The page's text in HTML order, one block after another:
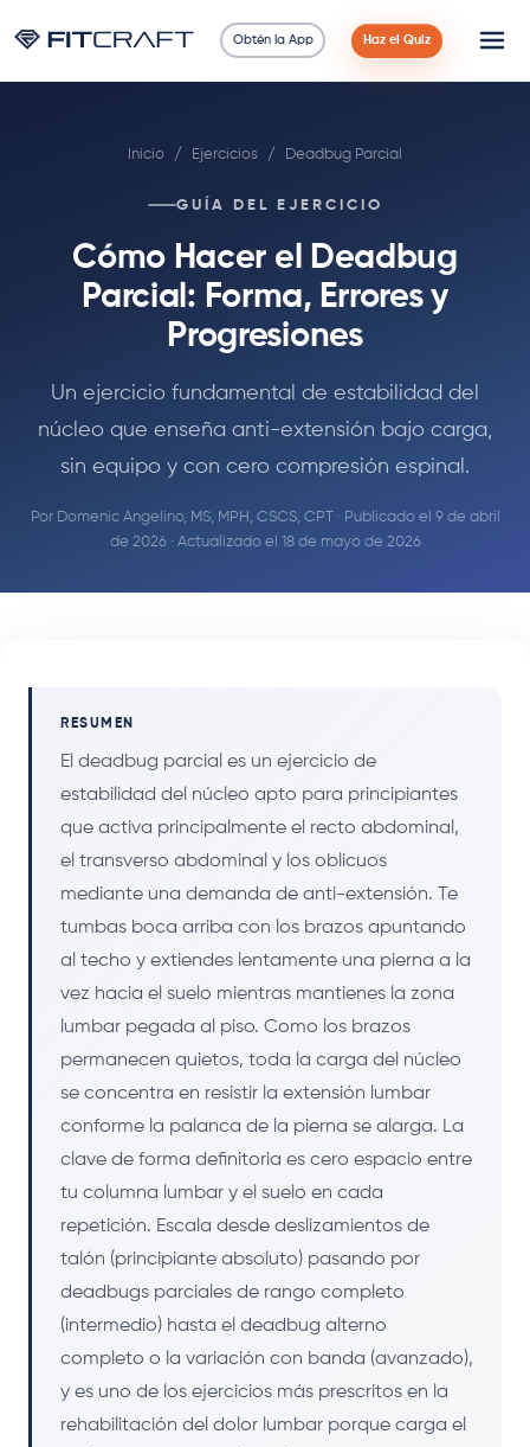
Obtén la App Haz el Quiz
90 Días
Calculadoras
Inicio / Ejercicios / Deadbug Parcial
GUÍA DEL EJERCICIO
Cómo Hacer el Deadbug
Parcial: Forma, Errores y
Progresiones
Un ejercicio fundamental de estabilidad del
núcleo que enseña anti-extensión bajo carga,
sin equipo y con cero compresión espinal.
Por Domenic Angelino, MS, MPH, CSCS, CPT· Publicado el 9 de abril
de 2026 · Actualizado el 18 de mayo de 2026
RESUMEN
El deadbug parcial es un ejercicio de
estabilidad del núcleo apto para principiantes
que activa principalmente el recto abdominal,
el transverso abdominal y los oblicuos
mediante una demanda de anti-extensión. Te
tumbas boca arriba con los brazos apuntando
al techo y extiendes lentamente una pierna a la
vez hacia el suelo mientras mantienes la zona
lumbar pegada al piso. Como los brazos
permanecen quietos, toda la carga del núcleo
se concentra en resistir la extensión lumbar
conforme la palanca de la pierna se alarga. La
clave de forma definitoria es cero espacio entre
tu columna lumbar y el suelo en cada
repetición. Escala desde deslizamientos de
talón (principiante absoluto) pasando por
deadbugs parciales de rango completo
(intermedio) hasta el deadbug alterno
completo o la variación con banda (avanzado),
y es uno de los ejercicios más prescritos en la
rehabilitación del dolor lumbar porque carga el